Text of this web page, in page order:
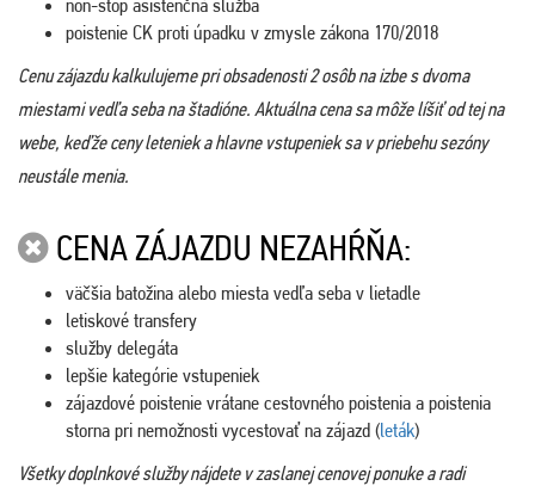
non-stop asistenčná služba
poistenie CK proti úpadku v zmysle zákona 170/2018
Cenu zájazdu kalkulujeme pri obsadenosti 2 osôb na izbe s dvoma
miestami vedľa seba na štadióne. Aktuálna cena sa môže líšiť od tej na
webe, keďže ceny leteniek a hlavne vstupeniek sa v priebehu sezóny
neustále menia.
CENA ZÁJAZDU NEZAHŔŇA:
väčšia batožina alebo miesta vedľa seba v lietadle
letiskové transfery
služby delegáta
lepšie kategórie vstupeniek
zájazdové poistenie vrátane cestovného poistenia a poistenia
storna pri nemožnosti vycestovať na zájazd (leták)
Všetky doplnkové služby nájdete v zaslanej cenovej ponuke a radi